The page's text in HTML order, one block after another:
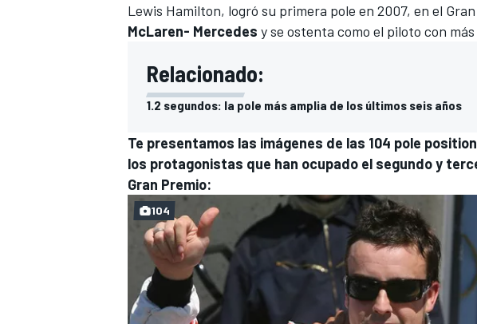
FÓRMULA E
Lewis Hamilton, logró su primera pole en 2007, en el
McLaren- Mercedes y se ostenta como el piloto con
Relacionado:
1.2 segundos: la pole más amplia de los últimos seis años
Te presentamos las imágenes de las 104 pole
los protagonistas que han ocupado el segundo y
Gran Premio:
104